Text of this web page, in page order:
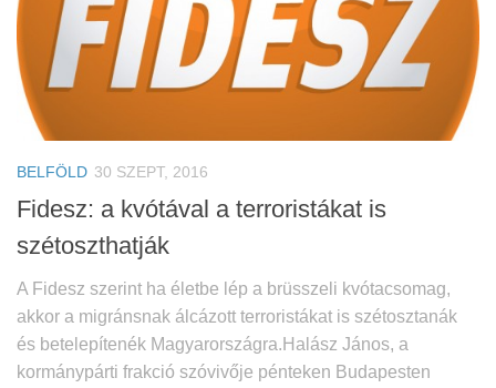
BELFÖLD 30 SZEPT, 2016
Fidesz: a kvótával a terroristákat is
szétoszthatják
A Fidesz szerint ha életbe lép a brüsszeli kvótacsomag,
akkor a migránsnak álcázott terroristákat is szétosztanák
és betelepítenék Magyarországra.Halász János, a
kormánypárti frakció szóvivője pénteken Budapesten